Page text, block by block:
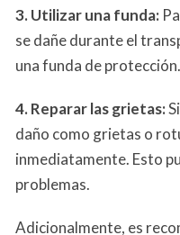
3. Utilizar una funda:
se dañe durante el
una funda de protección.
4. Reparar las grietas:
daño como grietas o
inmediatamente. Esto
problemas.
Adicionalmente, es